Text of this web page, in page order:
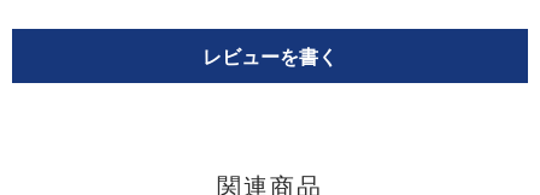
レビューを書く
関連商品